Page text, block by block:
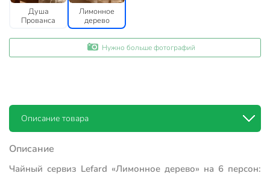
Душа
Прованса
Лимонное
дерево
Нужно больше фотографий
Описание товара
Описание
Чайный сервиз Lefard «Лимонное дерево» на 6 персон: